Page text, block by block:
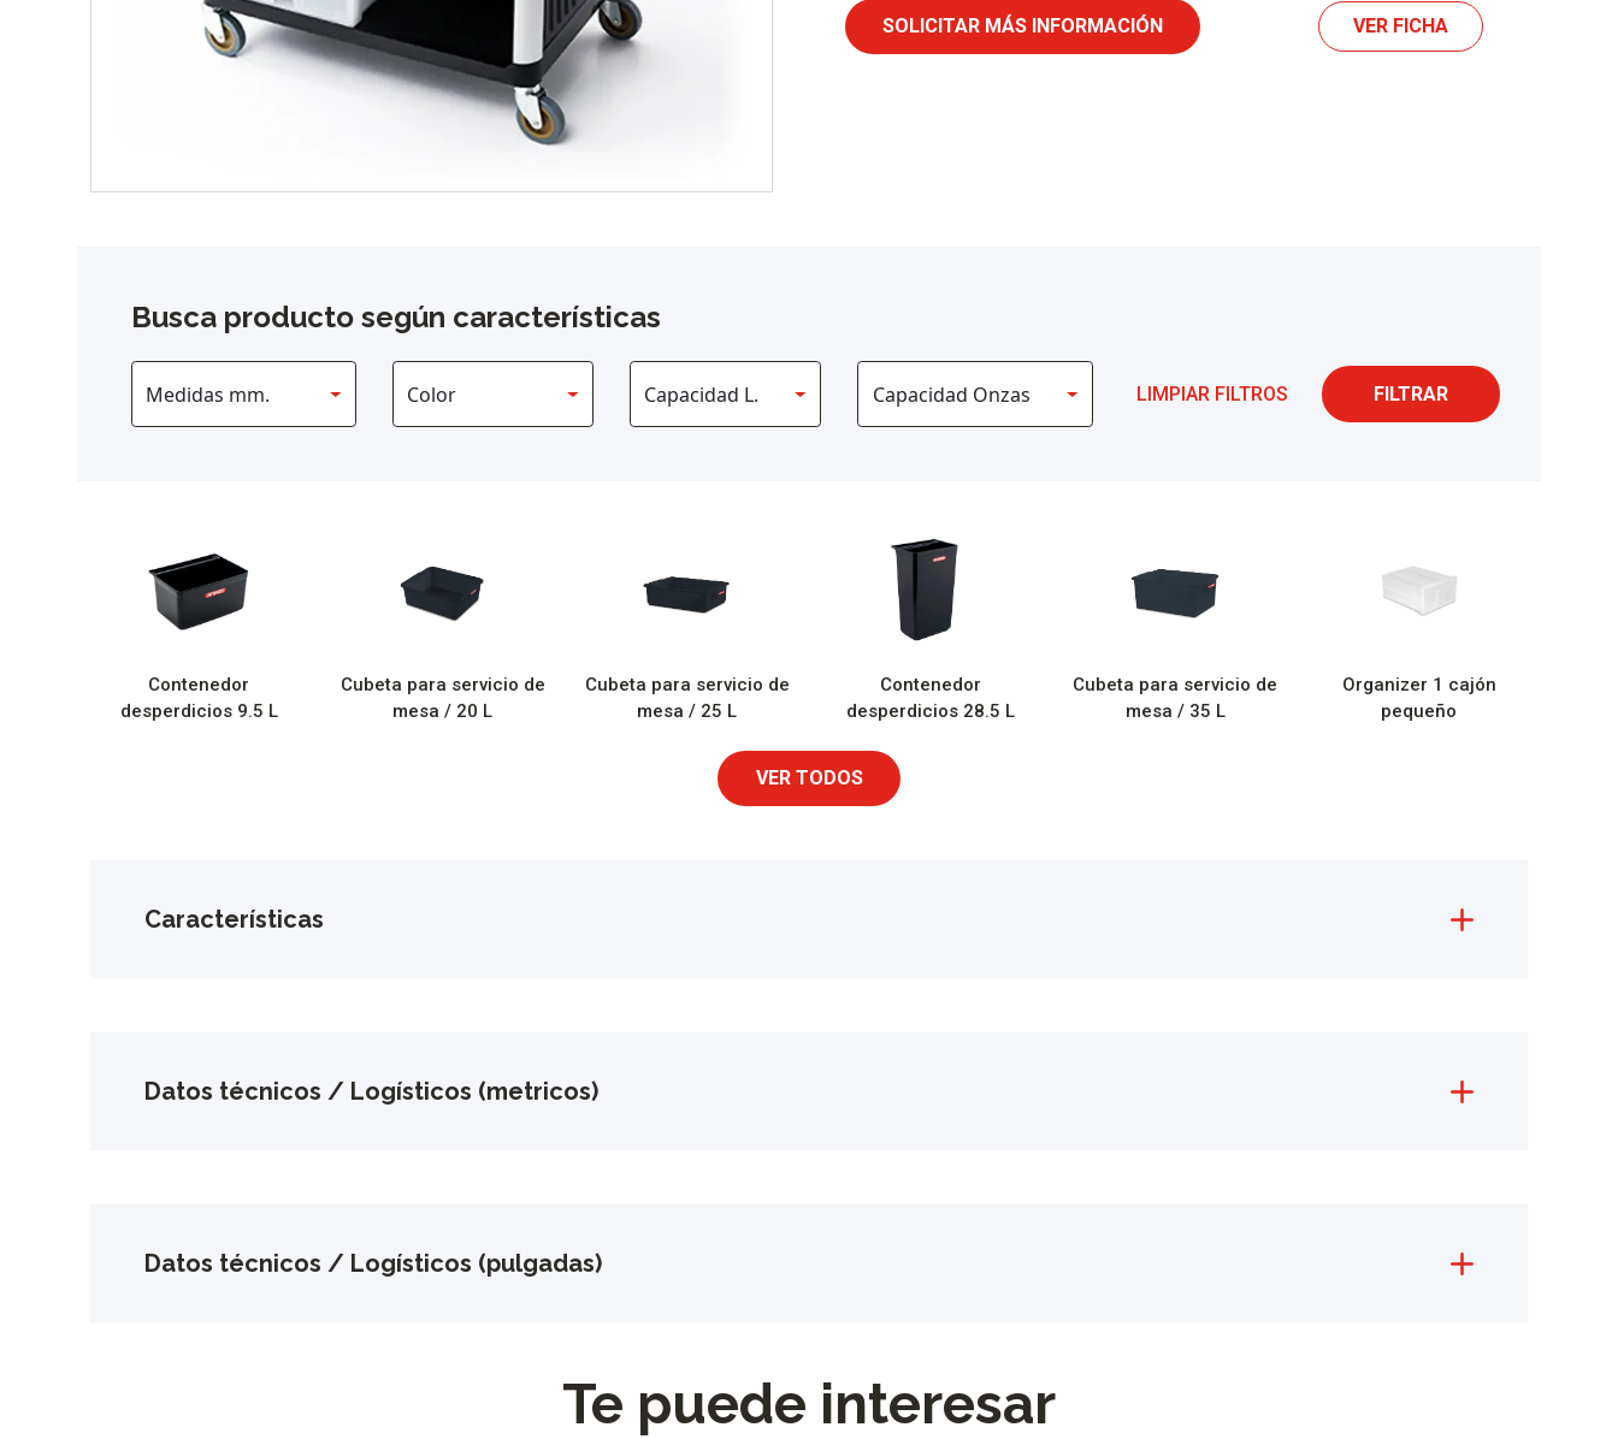
SOLICITAR MÁS INFORMACIÓN VER FICHA
Busca producto según características
LIMPIAR FILTROS FILTRAR
Contenedor
desperdicios 9.5 L
Cubeta para servicio de
mesa / 20 L
Cubeta para servicio de
mesa / 25 L
Contenedor
desperdicios 28.5 L
Cubeta para servicio de
mesa / 35 L
Organizer 1 cajón
pequeño
VER TODOS
Características
Datos técnicos / Logísticos (metricos)
Datos técnicos / Logísticos (pulgadas)
Te puede interesar